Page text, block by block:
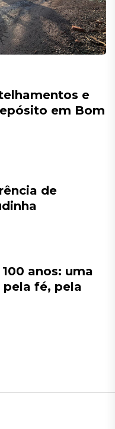
e
em Bom
de
anos: uma
fé, pela